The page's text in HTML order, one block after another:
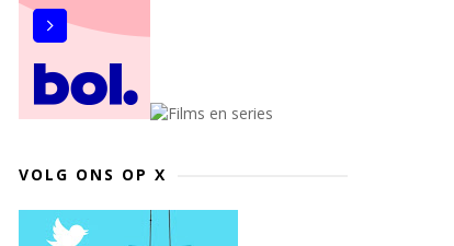
VOLG ONS OP X